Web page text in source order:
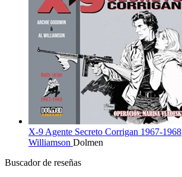
X-9 Agente Secreto Corrigan 1967-1968
Williamson Dolmen
Buscador de reseñas